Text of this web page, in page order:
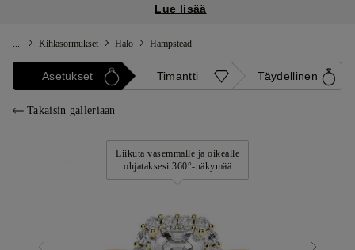
Lue lisää
... Kihlasormukset Halo Hampstead
Asetukset Timantti Täydellinen
Takaisin galleriaan
Liikuta vasemmalle ja oikealle
ohjataksesi 360°-näkymää